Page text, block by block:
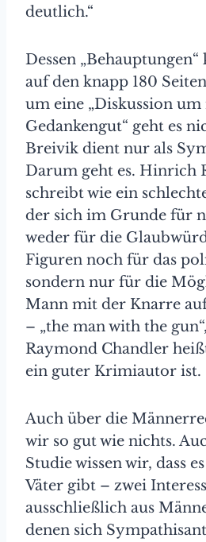
deutlich.“
Dessen
auf den knapp 180
um eine „Diskussion um
Gedankengut“ geht es
Breivik dient nur als
Darum geht es. Hinrich
schreibt wie ein
der sich im Grunde für
weder für die
Figuren noch für das
sondern nur für die
Mann mit der Knarre
– „the man with the
Raymond Chandler
ein guter Krimiautor ist.
Auch über die
wir so gut wie nichts.
Studie wissen wir, dass
Väter gibt – zwei
ausschließlich aus
denen sich